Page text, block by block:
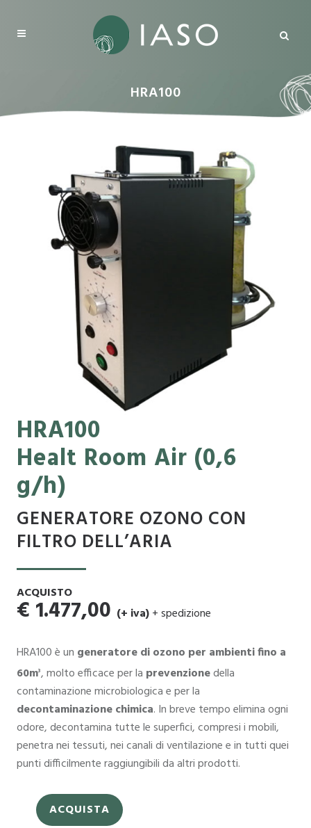
HRA100
HRA100
Healt Room Air (0,6
g/h)
GENERATORE OZONO CON
FILTRO DELL’ARIA
ACQUISTO
€ 1.477,00 (+ iva)+ spedizione
HRA100 è un generatore di ozono per ambienti fino a
60m3, molto efficace per la prevenzionedella
contaminazione microbiologica e per la
decontaminazione chimica. In breve tempo elimina ogni
odore, decontamina tutte le superfici, compresi i mobili,
penetra nei tessuti, nei canali di ventilazione e in tutti quei
punti difficilmente raggiungibili da altri prodotti.
ACQUISTA